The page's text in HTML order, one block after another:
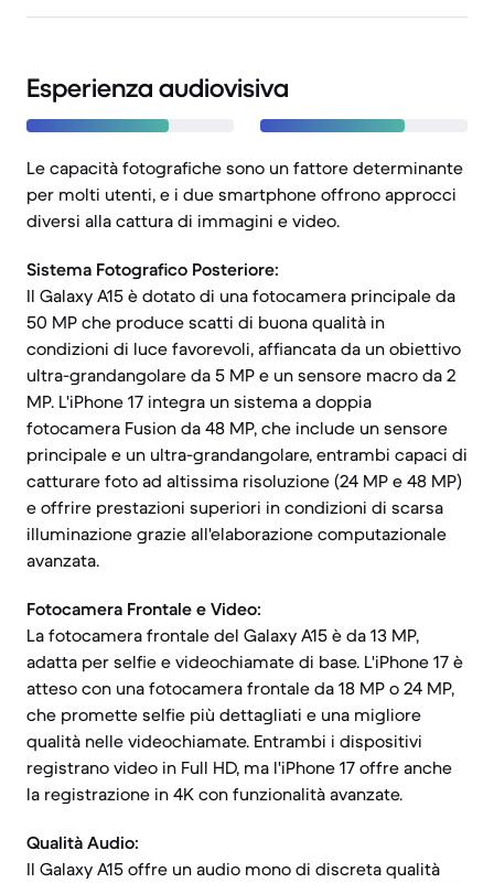
Esperienza audiovisiva
Le capacità fotografiche sono un fattore determinante
per molti utenti, e i due smartphone offrono approcci
diversi alla cattura di immagini e video.
Sistema Fotografico Posteriore:
Il Galaxy A15 è dotato di una fotocamera principale da
50 MP che produce scatti di buona qualità in
condizioni di luce favorevoli, affiancata da un obiettivo
ultra-grandangolare da 5 MP e un sensore macro da 2
MP. L'iPhone 17 integra un sistema a doppia
fotocamera Fusion da 48 MP, che include un sensore
principale e un ultra-grandangolare, entrambi capaci di
catturare foto ad altissima risoluzione (24 MP e 48 MP)
e offrire prestazioni superiori in condizioni di scarsa
illuminazione grazie all'elaborazione computazionale
avanzata.
Fotocamera Frontale e Video:
La fotocamera frontale del Galaxy A15 è da 13 MP,
adatta per selfie e videochiamate di base. L'iPhone 17 è
atteso con una fotocamera frontale da 18 MP o 24 MP,
che promette selfie più dettagliati e una migliore
qualità nelle videochiamate. Entrambi i dispositivi
registrano video in Full HD, ma l'iPhone 17 offre anche
la registrazione in 4K con funzionalità avanzate.
Qualità Audio:
Il Galaxy A15 offre un audio mono di discreta qualità